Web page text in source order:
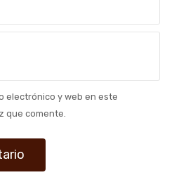
electrónico y web en este
que comente.